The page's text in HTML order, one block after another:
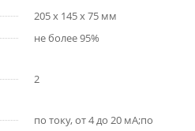
205 х 145 х 75 мм
не более 95%
2
по току, от 4 до 20 мА;по